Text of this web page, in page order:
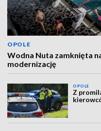
OPOLE
Wodna Nuta zamknięta
modernizację
OPOLE
Z